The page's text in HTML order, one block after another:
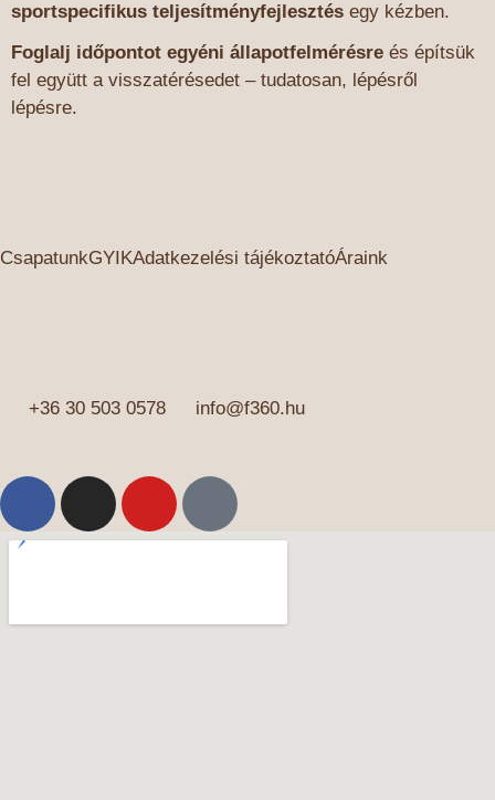
sportspecifikus teljesítményfejlesztés egy kézben.
Foglalj időpontot egyéni állapotfelmérésre és építsük
fel együtt a visszatérésedet – tudatosan, lépésről
lépésre.
CsapatunkGYIKAdatkezelési tájékoztatóÁraink
+36 30 503 0578 info@f360.hu